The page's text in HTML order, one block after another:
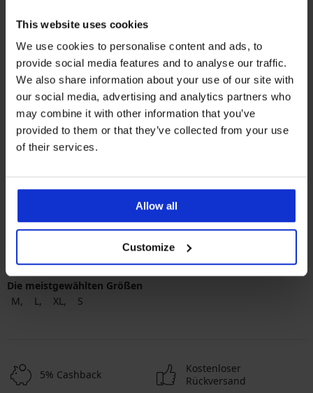
This website uses cookies
We use cookies to personalise content and ads, to
provide social media features and to analyse our traffic.
We also share information about your use of our site with
our social media, advertising and analytics partners who
may combine it with other information that you’ve
provided to them or that they’ve collected from your use
of their services.
Allow all
Customize
Damen-Bikini-Unterteil Elomi
Bazaruto
Rabatt
13,50 € Alter Preis
44,99 €
Beliebteste Marken
Elomi Tommy Hilfiger
mehrfarbig Rosa
Die meistgewählten Größen
M
L XL S
5% Cashback
Kostenloser
Rückversand